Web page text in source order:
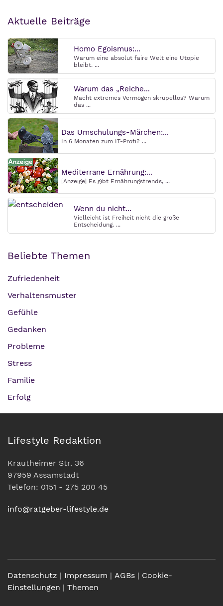
Aktuelle Beiträge
Homo Egoismus:...
Warum eine absolut faire Welt eine Utopie
bleibt. ...
Warum das „Reiche...
Macht extremes Vermögen skrupellos? Warum
das ...
Das Umschulungs-Märchen:...
In 6 Monaten zum IT-Profi? ...
Mediterrane Ernährung:...
[Anzeige] Es gibt Ernährungstrends, ...
Wenn du nicht...
Vielleicht ist Freiheit nicht die große
Entscheidung. ...
Beliebte Themen
Zufriedenheit
Verhaltensmuster
Gefühle
Gedanken
Probleme
Stress
Familie
Erfolg
Lifestyle Redaktion
Krautheimer Str. 36
97959 Assamstadt
Telefon: 0151 - 275 200 45
info@ratgeber-lifestyle.de
Datenschutz | Impressum | AGBs | Cookie-
Einstellungen | Themen